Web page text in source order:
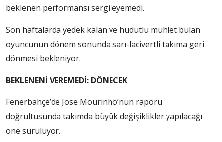
beklenen performansı sergileyemedi.
Son haftalarda yedek kalan ve hudutlu mühlet bulan
oyuncunun dönem sonunda sarı-lacivertli takıma geri
dönmesi bekleniyor.
BEKLENENİ VEREMEDİ: DÖNECEK
Fenerbahçe’de Jose Mourinho’nun raporu
doğrultusunda takımda büyük değişiklikler yapılacağı
öne sürülüyor.